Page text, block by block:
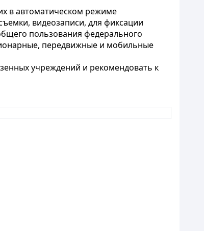
в автоматическом режиме
видеозаписи, для фиксации
пользования федерального
передвижные и мобильные
учреждений и рекомендовать к